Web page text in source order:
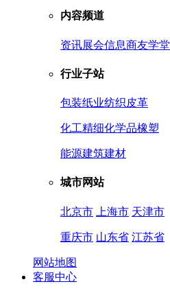
内容频道
资讯展会信息商友学堂
行业子站
包装纸业纺织皮革
化工精细化学品橡塑
能源建筑建材
城市网站
北京市 上海市 天津市
重庆市 山东省 江苏省
网站地图
客服中心